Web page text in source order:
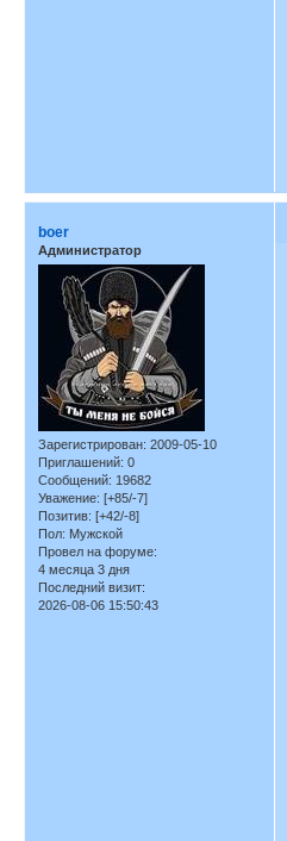
boer
Администратор
Зарегистрирован: 2009-05-10
Приглашений: 0
Сообщений: 19682
Уважение: [+85/-7]
Позитив: [+42/-8]
Пол: Мужской
Провел на форуме:
4 месяца 3 дня
Последний визит:
2026-08-06 15:50:43